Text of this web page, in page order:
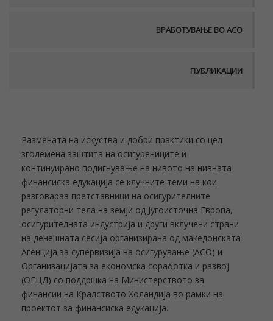
ВРАБОТУВАЊЕ ВО АСО
ПУБЛИКАЦИИ
Размената на искуства и добри практики со цел
зголемена заштита на осигурениците и
континуирано подигнување на нивото на нивната
финансиска едукација се клучните теми на кои
разговараа претставници на осигурителните
регулаторни тела на земји од Југоисточна Европа,
осигурителната индустрија и други вклучени страни
на денешната сесија организирана од македонската
Агенција за супервизија на осигурување (АСО) и
Организацијата за економска соработка и развој
(ОЕЦД) со поддршка на Министерството за
финансии на Кралството Холандија во рамки на
проектот за финансиска едукација.